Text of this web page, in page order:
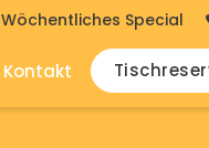
Wöchentliches Special
Kontakt